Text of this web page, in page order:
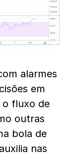
alarmes
em
o fluxo de
outras
bola de
nas